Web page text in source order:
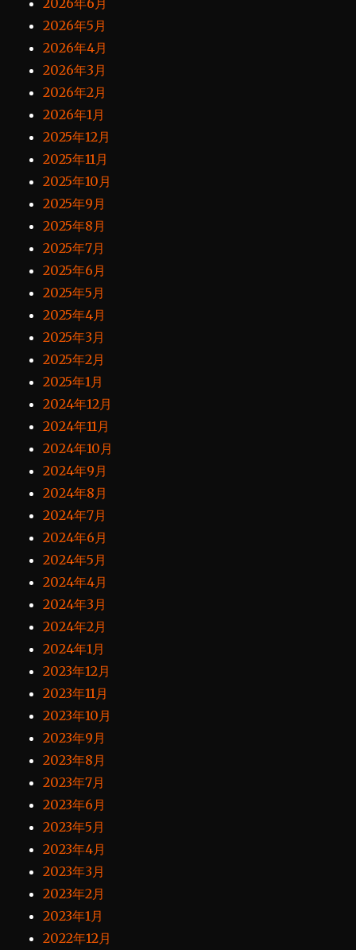
2026年6月
2026年5月
2026年4月
2026年3月
2026年2月
2026年1月
2025年12月
2025年11月
2025年10月
2025年9月
2025年8月
2025年7月
2025年6月
2025年5月
2025年4月
2025年3月
2025年2月
2025年1月
2024年12月
2024年11月
2024年10月
2024年9月
2024年8月
2024年7月
2024年6月
2024年5月
2024年4月
2024年3月
2024年2月
2024年1月
2023年12月
2023年11月
2023年10月
2023年9月
2023年8月
2023年7月
2023年6月
2023年5月
2023年4月
2023年3月
2023年2月
2023年1月
2022年12月